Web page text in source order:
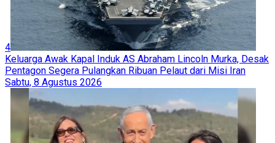
4
Keluarga Awak Kapal Induk AS Abraham Lincoln Murka, Desak
Pentagon Segera Pulangkan Ribuan Pelaut dari Misi Iran
Sabtu, 8 Agustus 2026